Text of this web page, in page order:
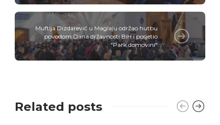
Muftija Dizdarević u Maglaju održao hutbu
povodom Dana državnosti BiH i posjetio
"Park domovini"
Related posts